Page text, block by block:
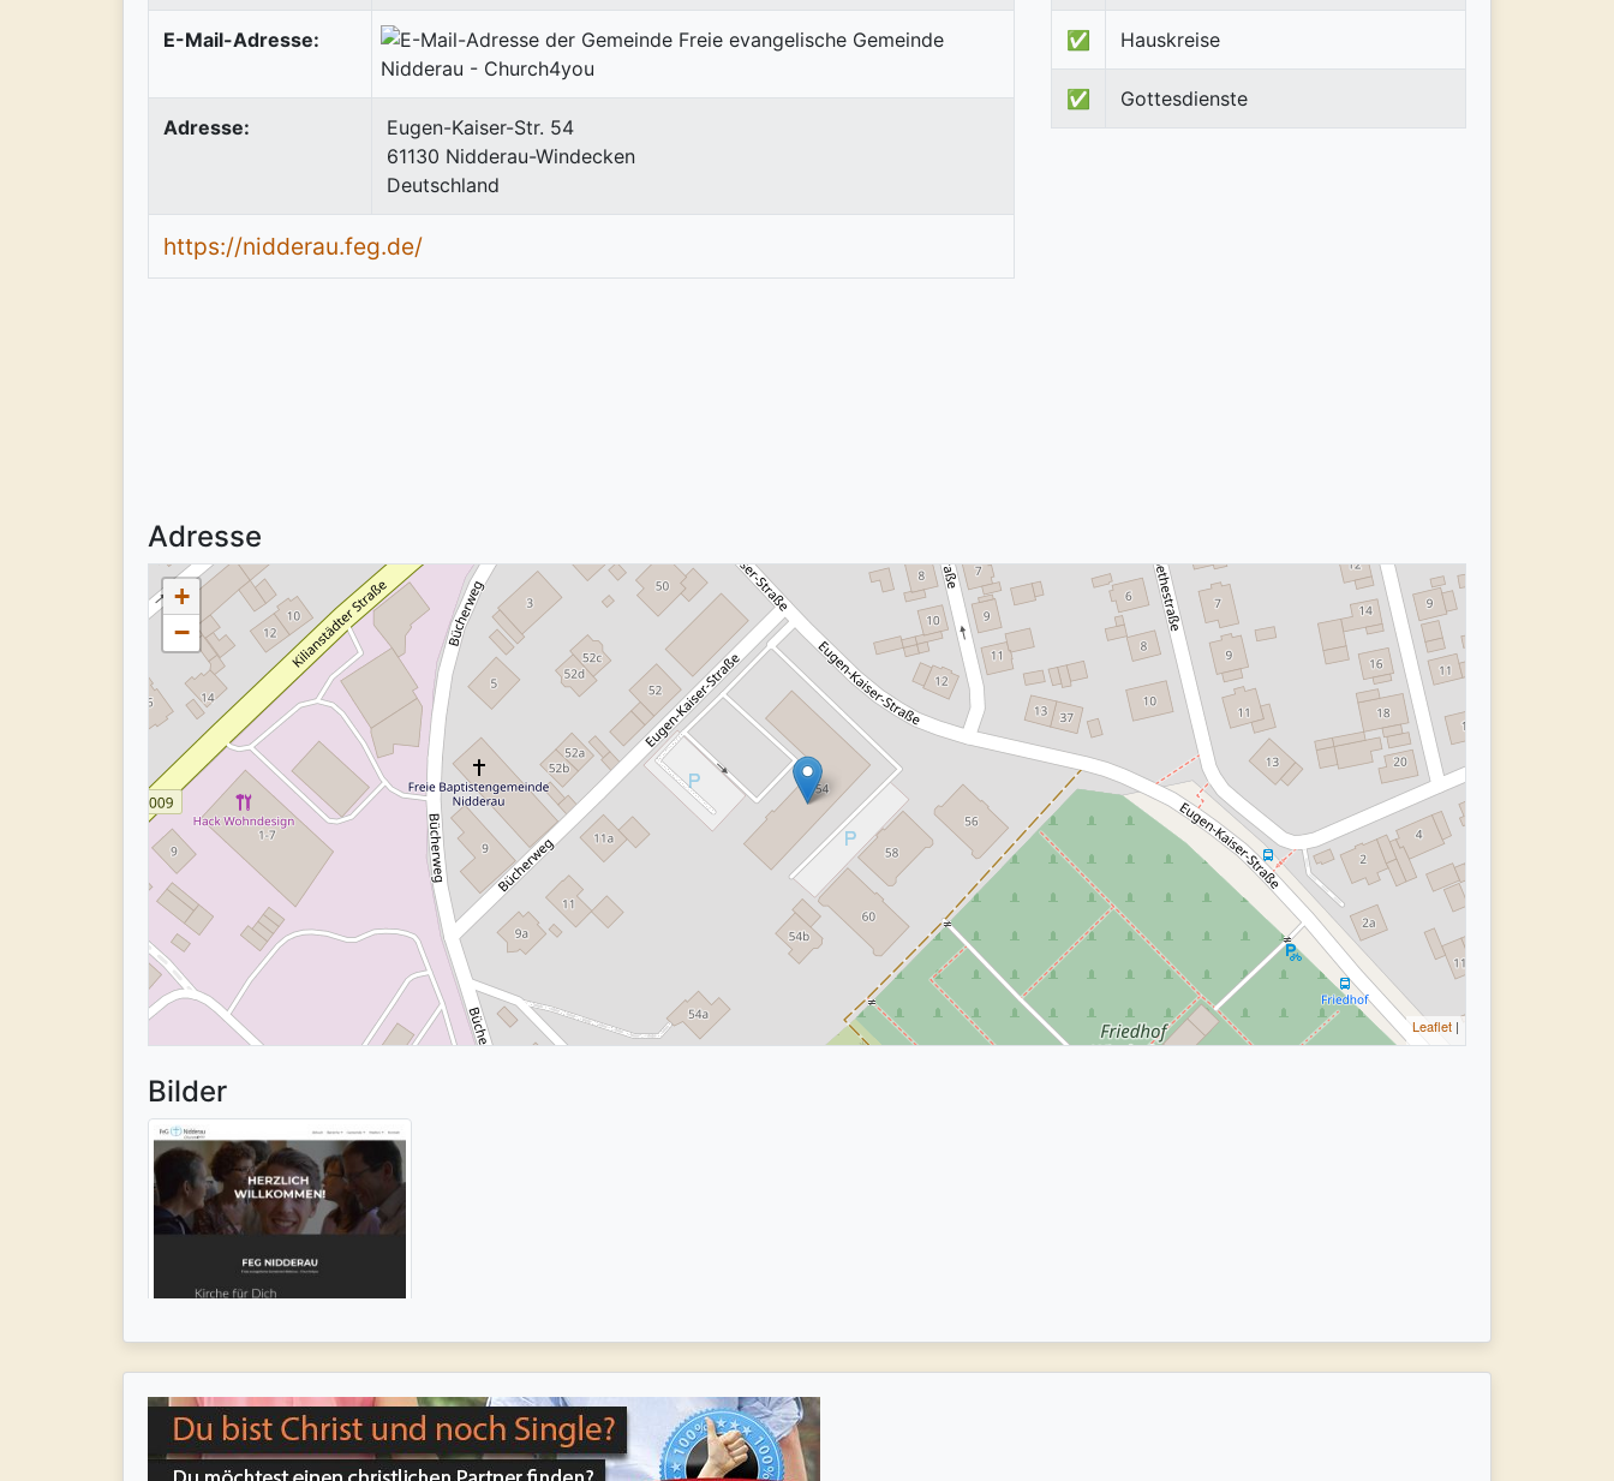
E-Mail-Adresse:
Adresse:
Eugen-Kaiser-Str. 54
61130 Nidderau-Windecken
Deutschland
https://nidderau.feg.de/
✅ Hauskreise
✅ Gottesdienste
Adresse
+
−
Leaflet |
Bilder